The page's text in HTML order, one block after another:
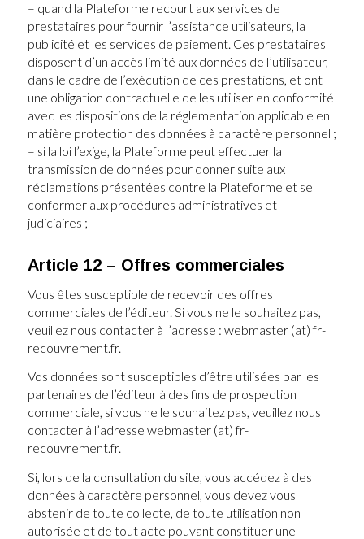
– quand la Plateforme recourt aux services de
prestataires pour fournir l’assistance utilisateurs, la
publicité et les services de paiement. Ces prestataires
disposent d’un accès limité aux données de l’utilisateur,
dans le cadre de l’exécution de ces prestations, et ont
une obligation contractuelle de les utiliser en conformité
avec les dispositions de la réglementation applicable en
matière protection des données à caractère personnel ;
– si la loi l’exige, la Plateforme peut effectuer la
transmission de données pour donner suite aux
réclamations présentées contre la Plateforme et se
conformer aux procédures administratives et
judiciaires ;
Article 12 – Offres commerciales
Vous êtes susceptible de recevoir des offres
commerciales de l’éditeur. Si vous ne le souhaitez pas,
veuillez nous contacter à l’adresse : webmaster (at) fr-
recouvrement.fr.
Vos données sont susceptibles d’être utilisées par les
partenaires de l’éditeur à des fins de prospection
commerciale, si vous ne le souhaitez pas, veuillez nous
contacter à l’adresse webmaster (at) fr-
recouvrement.fr.
Si, lors de la consultation du site, vous accédez à des
données à caractère personnel, vous devez vous
abstenir de toute collecte, de toute utilisation non
autorisée et de tout acte pouvant constituer une